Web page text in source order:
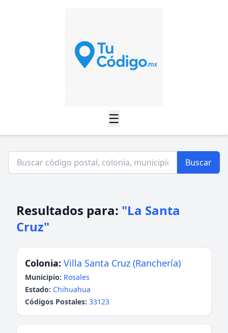
☰
Buscar
Resultados para: "La Santa
Cruz"
Colonia: Villa Santa Cruz (Ranchería)
Municipio: Rosales
Estado: Chihuahua
Códigos Postales: 33123